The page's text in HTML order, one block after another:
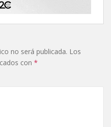
no será publicada. Los
con *